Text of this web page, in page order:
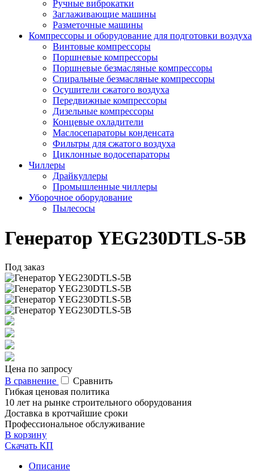
Ручные виброкатки
Заглаживающие машины
Разметочные машины
Компрессоры и оборудование для подготовки воздуха
Винтовые компрессоры
Поршневые компрессоры
Поршневые безмасляные компрессоры
Спиральные безмасляные компрессоры
Осушители сжатого воздуха
Передвижные компрессоры
Дизельные компрессоры
Концевые охладители
Маслосепараторы конденсата
Фильтры для сжатого воздуха
Циклонные водосепараторы
Чиллеры
Драйкуллеры
Промышленные чиллеры
Уборочное оборудование
Пылесосы
Генератор YEG230DTLS-5B
Под заказ
Цена по запросу
В сравнение
Сравнить
Гибкая ценовая политика
10 лет на рынке строительного оборудования
Доставка в кротчайшие сроки
Профессиональное обслуживание
В корзину
Скачать КП
Описание